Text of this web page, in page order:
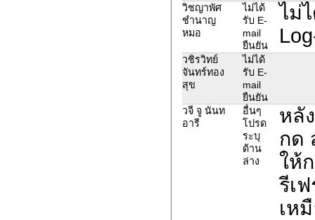
วิชญาพัศ
ชำนาญ
หมอ
ไม่ได้
รับ E-
mail
ยืนยัน
ไม่
วชิรวิทย์
จันทร์ทอง
สุข
ไม่ได้
รับ E-
mail
ยืนยัน
วจี จู นันท
อารี
อื่นๆ
โปรด
ระบุ
ด้าน
ล่าง
หลั
กด
ให้
รีเ
เห